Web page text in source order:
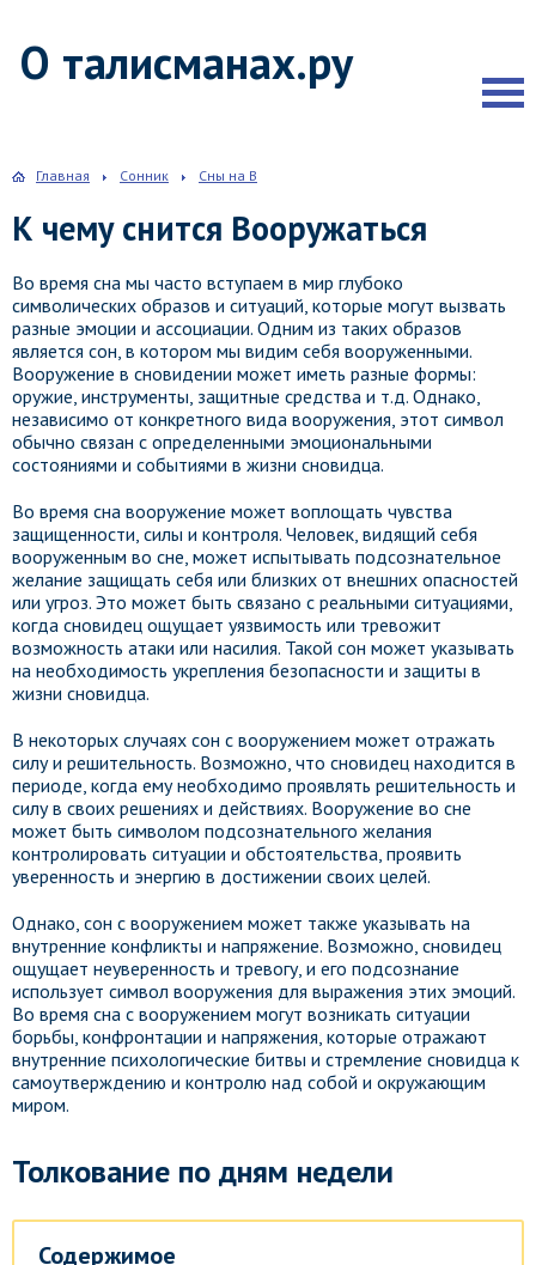
О талисманах.ру
Главная Сонник Сны на В
К чему снится Вооружаться
Во время сна мы часто вступаем в мир глубоко
символических образов и ситуаций, которые могут вызвать
разные эмоции и ассоциации. Одним из таких образов
является сон, в котором мы видим себя вооруженными.
Вооружение в сновидении может иметь разные формы:
оружие, инструменты, защитные средства и т.д. Однако,
независимо от конкретного вида вооружения, этот символ
обычно связан с определенными эмоциональными
состояниями и событиями в жизни сновидца.
Во время сна вооружение может воплощать чувства
защищенности, силы и контроля. Человек, видящий себя
вооруженным во сне, может испытывать подсознательное
желание защищать себя или близких от внешних опасностей
или угроз. Это может быть связано с реальными ситуациями,
когда сновидец ощущает уязвимость или тревожит
возможность атаки или насилия. Такой сон может указывать
на необходимость укрепления безопасности и защиты в
жизни сновидца.
В некоторых случаях сон с вооружением может отражать
силу и решительность. Возможно, что сновидец находится в
периоде, когда ему необходимо проявлять решительность и
силу в своих решениях и действиях. Вооружение во сне
может быть символом подсознательного желания
контролировать ситуации и обстоятельства, проявить
уверенность и энергию в достижении своих целей.
Однако, сон с вооружением может также указывать на
внутренние конфликты и напряжение. Возможно, сновидец
ощущает неуверенность и тревогу, и его подсознание
использует символ вооружения для выражения этих эмоций.
Во время сна с вооружением могут возникать ситуации
борьбы, конфронтации и напряжения, которые отражают
внутренние психологические битвы и стремление сновидца к
самоутверждению и контролю над собой и окружающим
миром.
Толкование по дням недели
Содержимое